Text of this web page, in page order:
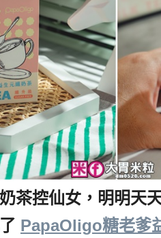
茶控仙女，明明天
PapaOligo糖老爹